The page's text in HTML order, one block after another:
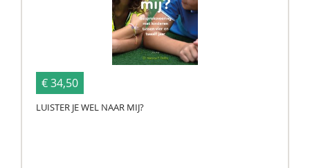
€ 34,50
LUISTER JE WEL NAAR MIJ?